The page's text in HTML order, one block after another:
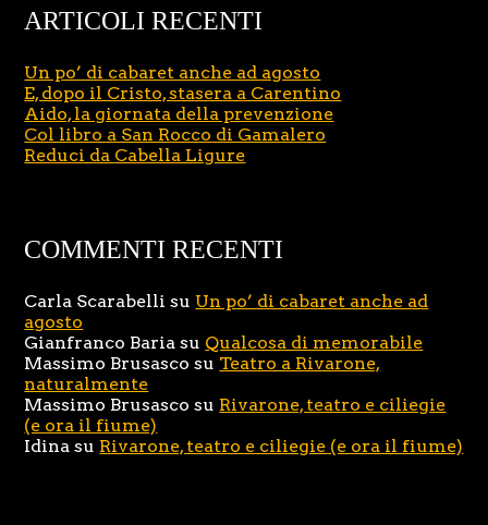
ARTICOLI RECENTI
Un po’ di cabaret anche ad agosto
E, dopo il Cristo, stasera a Carentino
Aido, la giornata della prevenzione
Col libro a San Rocco di Gamalero
Reduci da Cabella Ligure
COMMENTI RECENTI
Carla Scarabelli su Un po’ di cabaret anche ad
agosto
Gianfranco Baria su Qualcosa di memorabile
Massimo Brusasco su Teatro a Rivarone,
naturalmente
Massimo Brusasco su Rivarone, teatro e ciliegie
(e ora il fiume)
Idina su Rivarone, teatro e ciliegie (e ora il fiume)